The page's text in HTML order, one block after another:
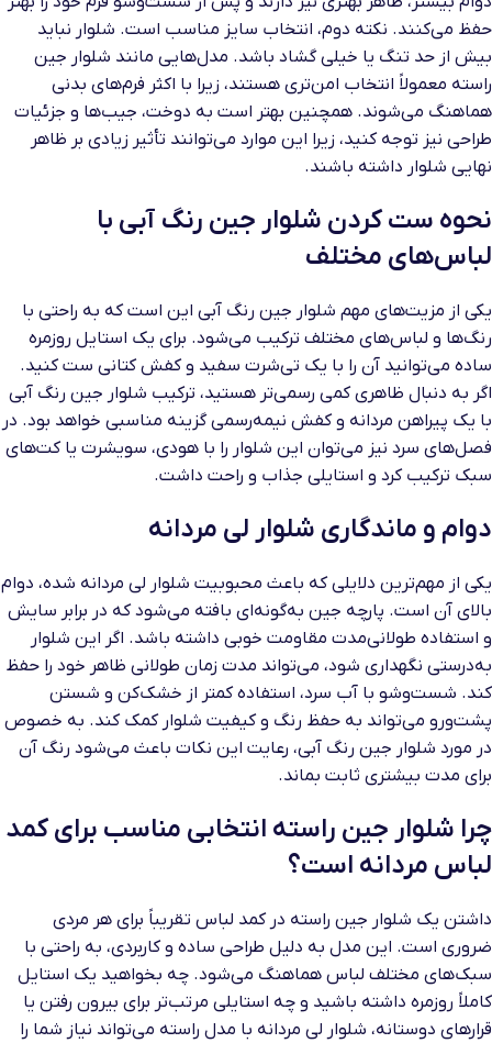
حفظ می‌کنند. نکته دوم، انتخاب سایز مناسب است. شلوار نباید
بیش از حد تنگ یا خیلی گشاد باشد. مدل‌هایی مانند شلوار جین
راسته معمولاً انتخاب امن‌تری هستند، زیرا با اکثر فرم‌های بدنی
هماهنگ می‌شوند. همچنین بهتر است به دوخت، جیب‌ها و جزئیات
طراحی نیز توجه کنید، زیرا این موارد می‌توانند تأثیر زیادی بر ظاهر
نهایی شلوار داشته باشند.
نحوه ست کردن شلوار جین رنگ آبی با
لباس‌های مختلف
یکی از مزیت‌های مهم شلوار جین رنگ آبی این است که به راحتی با
رنگ‌ها و لباس‌های مختلف ترکیب می‌شود. برای یک استایل روزمره
ساده می‌توانید آن را با یک تی‌شرت سفید و کفش کتانی ست کنید.
اگر به دنبال ظاهری کمی رسمی‌تر هستید، ترکیب شلوار جین رنگ آبی
با یک پیراهن مردانه و کفش نیمه‌رسمی گزینه مناسبی خواهد بود. در
فصل‌های سرد نیز می‌توان این شلوار را با هودی، سویشرت یا کت‌های
سبک ترکیب کرد و استایلی جذاب و راحت داشت.
دوام و ماندگاری شلوار لی مردانه
یکی از مهم‌ترین دلایلی که باعث محبوبیت شلوار لی مردانه شده، دوام
بالای آن است. پارچه جین به‌گونه‌ای بافته می‌شود که در برابر سایش
و استفاده طولانی‌مدت مقاومت خوبی داشته باشد. اگر این شلوار
به‌درستی نگهداری شود، می‌تواند مدت زمان طولانی ظاهر خود را حفظ
کند. شست‌وشو با آب سرد، استفاده کمتر از خشک‌کن و شستن
پشت‌ورو می‌تواند به حفظ رنگ و کیفیت شلوار کمک کند. به خصوص
در مورد شلوار جین رنگ آبی، رعایت این نکات باعث می‌شود رنگ آن
برای مدت بیشتری ثابت بماند.
چرا شلوار جین راسته انتخابی مناسب برای کمد
لباس مردانه است؟
داشتن یک شلوار جین راسته در کمد لباس تقریباً برای هر مردی
ضروری است. این مدل به دلیل طراحی ساده و کاربردی، به راحتی با
سبک‌های مختلف لباس هماهنگ می‌شود. چه بخواهید یک استایل
کاملاً روزمره داشته باشید و چه استایلی مرتب‌تر برای بیرون رفتن یا
قرارهای دوستانه، شلوار لی مردانه با مدل راسته می‌تواند نیاز شما را